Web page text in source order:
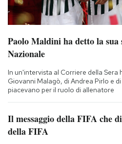
Paolo Maldini ha detto la sua
Nazionale
In un'intervista al Corriere della
Giovanni Malagò, di Andrea Pirlo e
piacevano per il ruolo di allenatore
Il messaggio della FIFA che
della FIFA